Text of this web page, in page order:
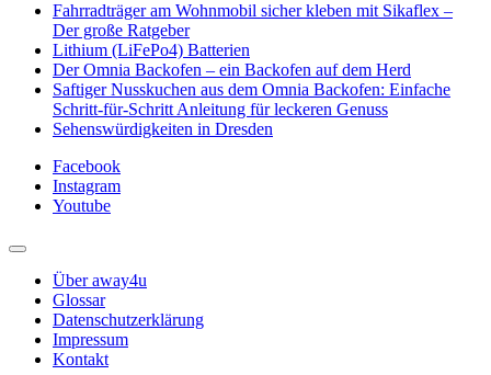
Fahrradträger am Wohnmobil sicher kleben mit Sikaflex –
Der große Ratgeber
Lithium (LiFePo4) Batterien
Der Omnia Backofen – ein Backofen auf dem Herd
Saftiger Nusskuchen aus dem Omnia Backofen: Einfache
Schritt-für-Schritt Anleitung für leckeren Genuss
Sehenswürdigkeiten in Dresden
Facebook
Instagram
Youtube
Über away4u
Glossar
Datenschutzerklärung
Impressum
Kontakt